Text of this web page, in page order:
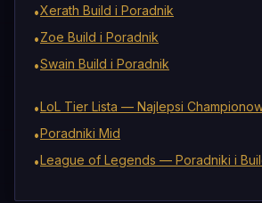
•Xerath Build i Poradnik
•Zoe Build i Poradnik
•Swain Build i Poradnik
•LoL Tier Lista — Najlepsi
•Poradniki Mid
•League of Legends — Poradniki i